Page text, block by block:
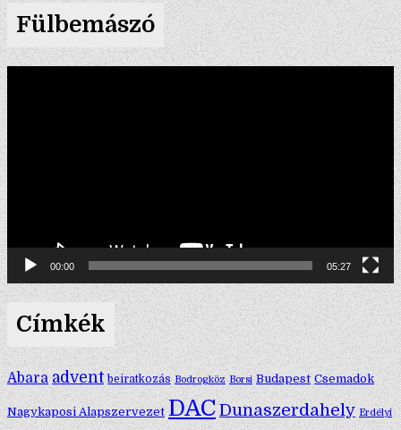
Fülbemászó
Videólejátszó
00:00 05:27
Címkék
Abara advent beiratkozás Bodrogköz Borsi Budapest Csemadok
Nagykaposi Alapszervezet DACDunaszerdahely Erdélyi